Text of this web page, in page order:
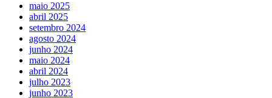
maio 2025
abril 2025
setembro 2024
agosto 2024
junho 2024
maio 2024
abril 2024
julho 2023
junho 2023